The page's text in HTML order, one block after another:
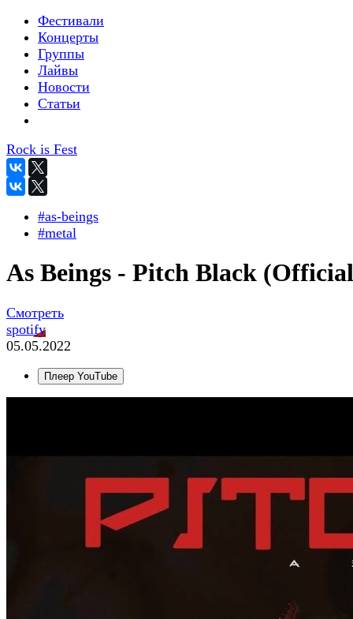
Фестивали
Концерты
Группы
Лайвы
Новости
Статьи
Rock is Fest
#as-beings
#metal
As Beings - Pitch Black
Смотреть
spotify
05.05.2022
Плеер YouTube